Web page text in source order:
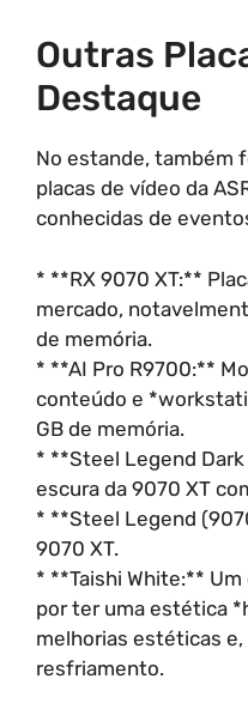
Outras
Destaque
No estande, também
placas de vídeo da
conhecidas de
* **RX 9070 XT:**
mercado,
de memória.
* **AI Pro R9700:**
conteúdo e
GB de memória.
* **Steel Legend
escura da 9070 XT
* **Steel Legend
9070 XT.
* **Taishi White:**
por ter uma estética
melhorias estéticas
resfriamento.